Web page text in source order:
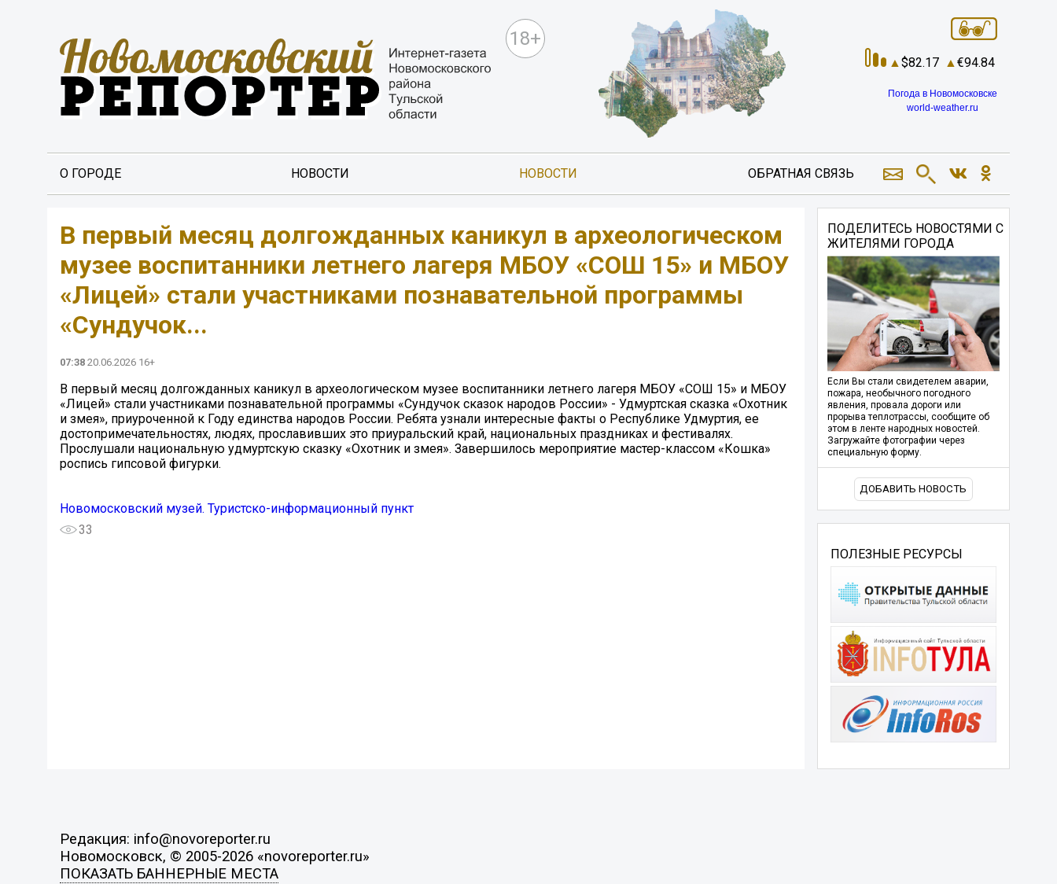
18+
82.17 94.84
Погода в Новомосковске
world-weather.ru
О ГОРОДЕ НОВОСТИ НОВОСТИ ОБРАТНАЯ СВЯЗЬ
В первый месяц долгожданных каникул в археологическом
музее воспитанники летнего лагеря МБОУ «СОШ 15» и МБОУ
«Лицей» стали участниками познавательной программы
«Сундучок...
07:38 20.06.2026 16+
В первый месяц долгожданных каникул в археологическом музее воспитанники летнего лагеря МБОУ «СОШ 15» и МБОУ
«Лицей» стали участниками познавательной программы «Сундучок сказок народов России» - Удмуртская сказка «Охотник
и змея», приуроченной к Году единства народов России. Ребята узнали интересные факты о Республике Удмуртия, ее
достопримечательностях, людях, прославивших это приуральский край, национальных праздниках и фестивалях.
Прослушали национальную удмуртскую сказку «Охотник и змея». Завершилось мероприятие мастер-классом «Кошка»
роспись гипсовой фигурки.
Новомосковский музей. Туристско-информационный пункт
33
ПОДЕЛИТЕСЬ НОВОСТЯМИ С
ЖИТЕЛЯМИ ГОРОДА
Если Вы стали свидетелем аварии,
пожара, необычного погодного
явления, провала дороги или
прорыва теплотрассы, сообщите об
этом в ленте народных новостей.
Загружайте фотографии через
специальную форму.
ДОБАВИТЬ НОВОСТЬ
ПОЛЕЗНЫЕ РЕСУРСЫ
Редакция: info@novoreporter.ru
Новомосковск, © 2005-2026 «novoreporter.ru»
ПОКАЗАТЬ БАННЕРНЫЕ МЕСТА